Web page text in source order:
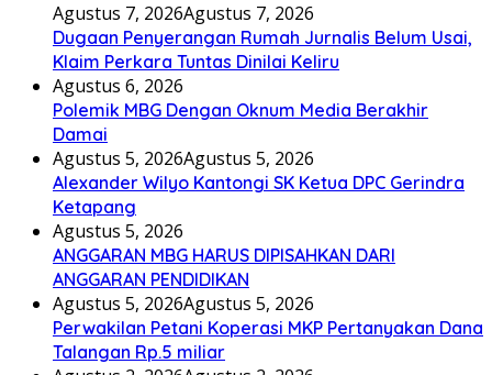
Agustus 7, 2026Agustus 7, 2026
Dugaan Penyerangan Rumah Jurnalis Belum Usai,
Klaim Perkara Tuntas Dinilai Keliru
Agustus 6, 2026
Polemik MBG Dengan Oknum Media Berakhir
Damai
Agustus 5, 2026Agustus 5, 2026
Alexander Wilyo Kantongi SK Ketua DPC Gerindra
Ketapang
Agustus 5, 2026
ANGGARAN MBG HARUS DIPISAHKAN DARI
ANGGARAN PENDIDIKAN
Agustus 5, 2026Agustus 5, 2026
Perwakilan Petani Koperasi MKP Pertanyakan Dana
Talangan Rp.5 miliar